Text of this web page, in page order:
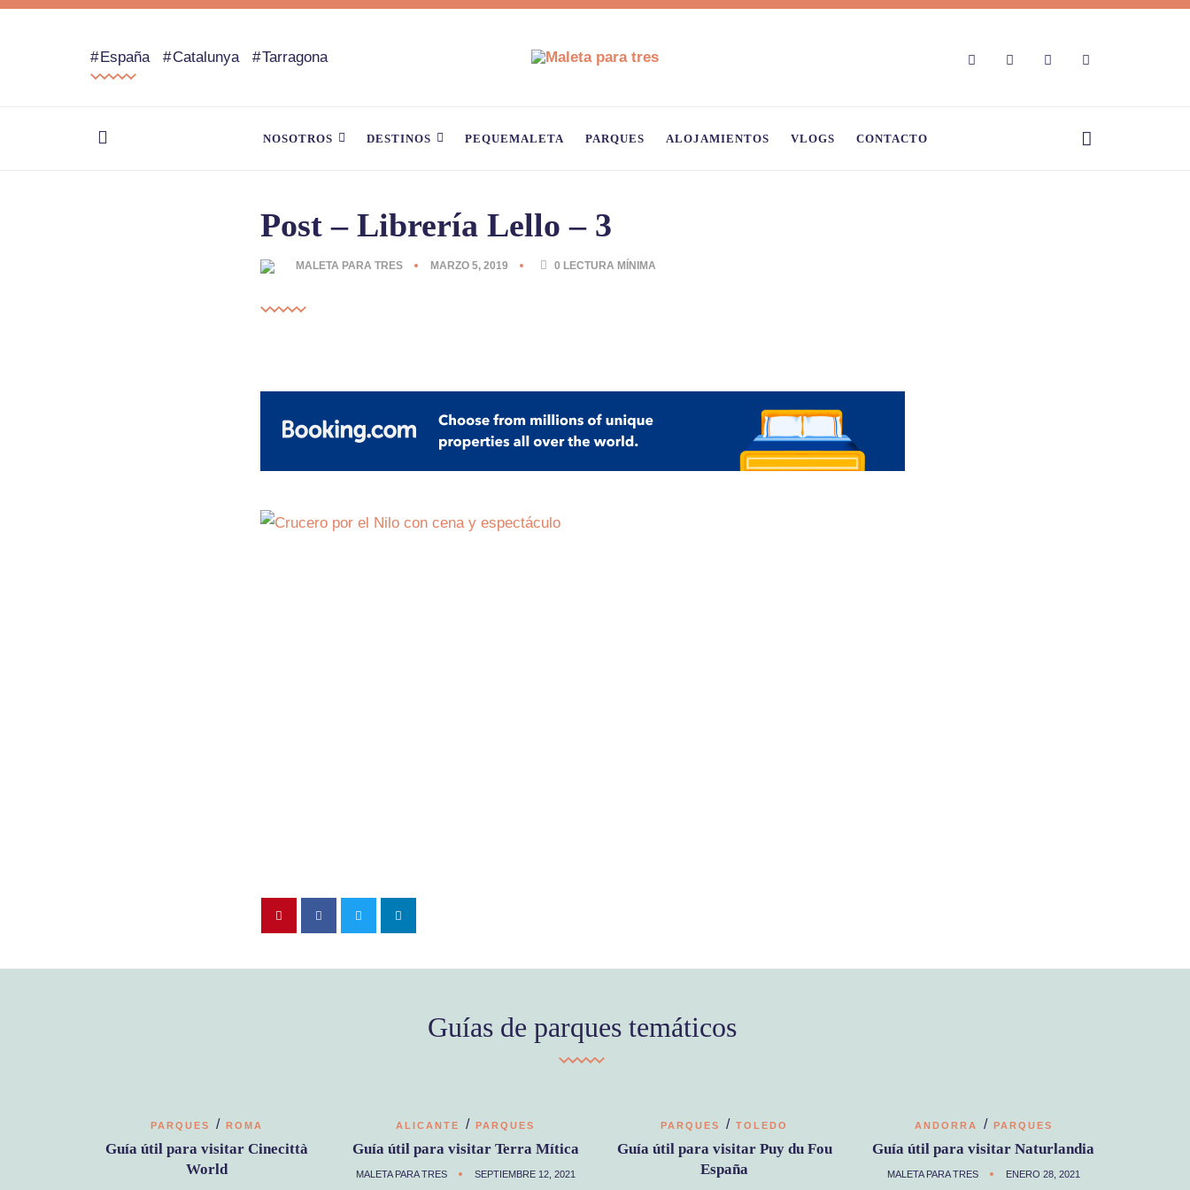
España Catalunya Tarragona
NOSOTROS DESTINOS PEQUEMALETA PARQUES ALOJAMIENTOS VLOGS CONTACTO
Post – Librería Lello – 3
MALETA PARA TRES MARZO 5, 2019 0 LECTURA MÍNIMA
Guías de parques temáticos
PARQUES / ROMA
Guía útil para visitar Cinecittà
World
ALICANTE / PARQUES
Guía útil para visitar Terra Mítica
MALETA PARA TRES SEPTIEMBRE 12, 2021
PARQUES / TOLEDO
Guía útil para visitar Puy du Fou
España
ANDORRA / PARQUES
Guía útil para visitar Naturlandia
MALETA PARA TRES ENERO 28, 2021